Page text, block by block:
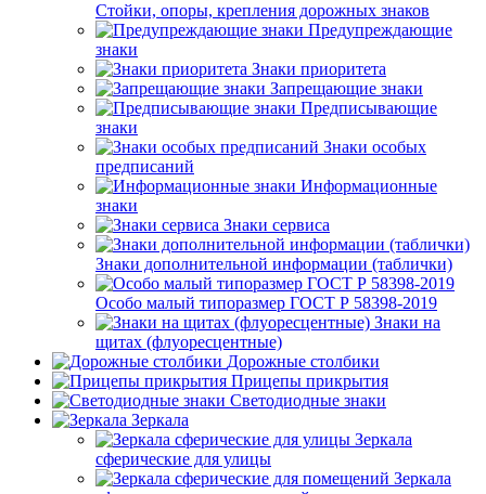
Стойки, опоры, крепления дорожных знаков
Предупреждающие
знаки
Знаки приоритета
Запрещающие знаки
Предписывающие
знаки
Знаки особых
предписаний
Информационные
знаки
Знаки сервиса
Знаки дополнительной информации (таблички)
Особо малый типоразмер ГОСТ Р 58398-2019
Знаки на
щитах (флуоресцентные)
Дорожные столбики
Прицепы прикрытия
Светодиодные знаки
Зеркала
Зеркала
сферические для улицы
Зеркала